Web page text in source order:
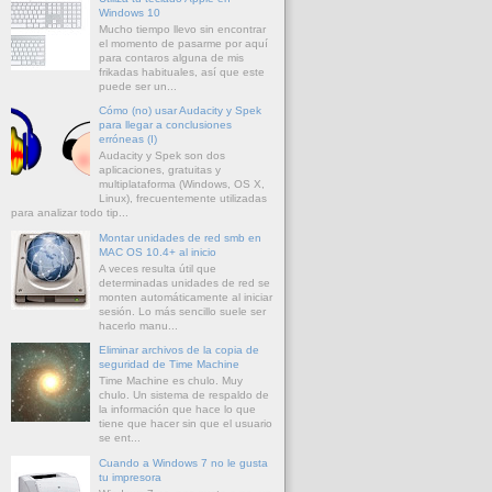
Windows 10
Mucho tiempo llevo sin encontrar
el momento de pasarme por aquí
para contaros alguna de mis
frikadas habituales, así que este
puede ser un...
Cómo (no) usar Audacity y Spek
para llegar a conclusiones
erróneas (I)
Audacity y Spek son dos
aplicaciones, gratuitas y
multiplataforma (Windows, OS X,
Linux), frecuentemente utilizadas
para analizar todo tip...
Montar unidades de red smb en
MAC OS 10.4+ al inicio
A veces resulta útil que
determinadas unidades de red se
monten automáticamente al iniciar
sesión. Lo más sencillo suele ser
hacerlo manu...
Eliminar archivos de la copia de
seguridad de Time Machine
Time Machine es chulo. Muy
chulo. Un sistema de respaldo de
la información que hace lo que
tiene que hacer sin que el usuario
se ent...
Cuando a Windows 7 no le gusta
tu impresora